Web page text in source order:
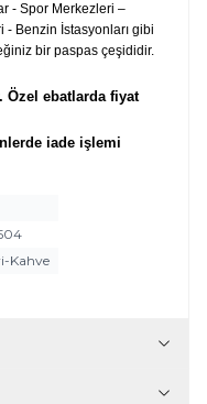
- Spor Merkezleri –
- Benzin İstasyonları gibi
bir paspas çeşididir.
Özel ebatlarda fiyat
iade işlemi
Kahve